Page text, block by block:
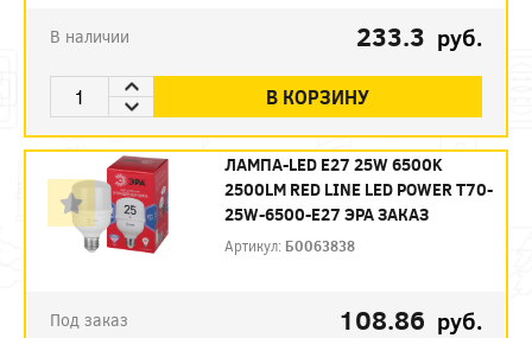
В наличии 233.3 руб.
В КОРЗИНУ
ЛАМПА-LED E27 25W 6500K
2500LM RED LINE LED POWER T70-
25W-6500-E27 ЭРА ЗАКАЗ
Артикул: Б0063838
Под заказ 108.86 руб.